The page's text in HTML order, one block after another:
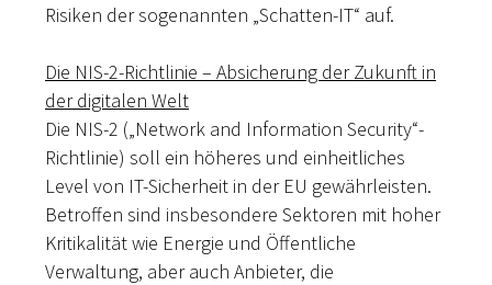
Risiken der sogenannten „Schatten-IT“ auf.
Die NIS-2-Richtlinie – Absicherung der Zukunft in
der digitalen Welt
Die NIS-2 („Network and Information Security“-
Richtlinie) soll ein höheres und einheitliches
Level von IT-Sicherheit in der EU gewährleisten.
Betroffen sind insbesondere Sektoren mit hoher
Kritikalität wie Energie und Öffentliche
Verwaltung, aber auch Anbieter, die